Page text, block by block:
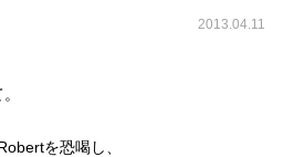
2013.04.11
を恐喝し、